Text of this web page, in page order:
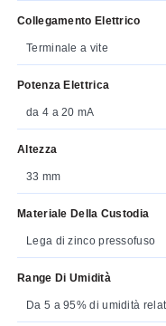
Collegamento Elettrico
Terminale a vite
Potenza Elettrica
da 4 a 20 mA
Altezza
33 mm
Materiale Della Custodia
Lega di zinco pressofuso
Range Di Umidità
Da 5 a 95% di umidità